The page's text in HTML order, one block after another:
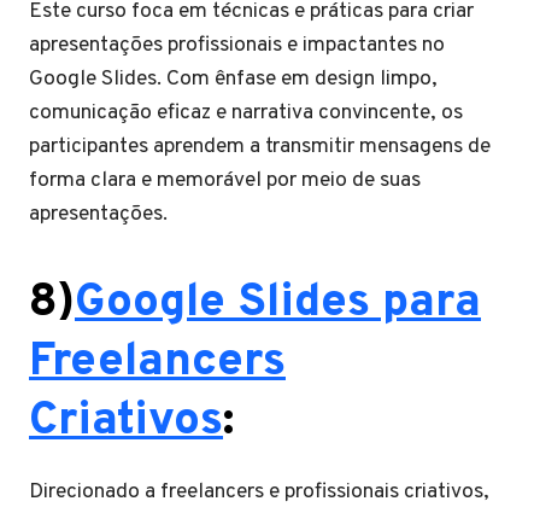
Este curso foca em técnicas e práticas para criar
apresentações profissionais e impactantes no
Google Slides. Com ênfase em design limpo,
comunicação eficaz e narrativa convincente, os
participantes aprendem a transmitir mensagens de
forma clara e memorável por meio de suas
apresentações.
8)Google Slides para
Freelancers
Criativos:
Direcionado a freelancers e profissionais criativos,